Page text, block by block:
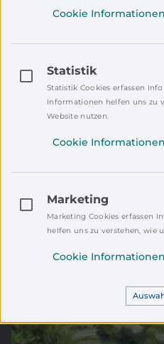
Um zu kommentieren,
registriere dich bitte!
Registrieren
Cookie Informationen
Statistik
Statistik Cookies erfassen
Informationen helfen uns zu
Website nutzen.
Cookie Informationen
Marketing
Marketing Cookies erfassen
helfen uns zu verstehen, wie
Cookie Informationen